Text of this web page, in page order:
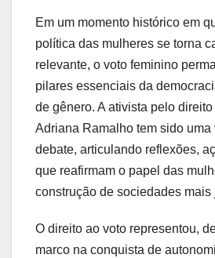
Em um momento histórico em
política das mulheres se torna
relevante, o voto feminino
pilares essenciais da
de gênero. A ativista pelo
Adriana Ramalho tem sido uma
debate, articulando reflexões,
que reafirmam o papel das
construção de sociedades mais
O direito ao voto representou,
marco na conquista de